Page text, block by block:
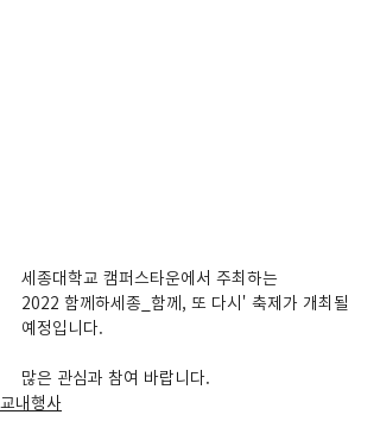
세종대학교 캠퍼스타운에서 주최하는
2022 함께하세종_함께, 또 다시' 축제가 개최될
예정입니다.
많은 관심과 참여 바랍니다.
교내행사